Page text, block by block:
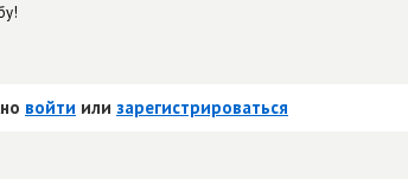
войти или зарегистрироваться